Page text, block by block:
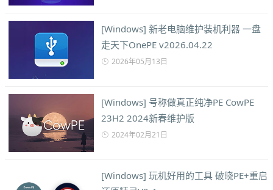
[Windows] 新老电脑维护装机利器 一盘
走天下OnePE v2026.04.22
2026年05月13日
[Windows] 号称做真正纯净PE CowPE
23H2 2024新春维护版
2024年02月21日
[Windows] 玩机好用的工具 破晓PE+重启